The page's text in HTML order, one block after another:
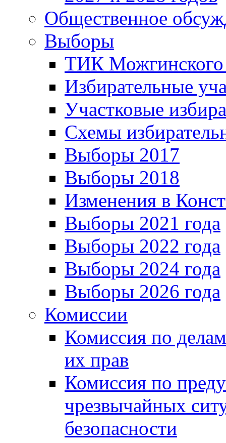
Общественное
Выборы
ТИК Можгинского
Избирательные
Участковые
Схемы
Выборы 2017
Выборы 2018
Изменения в
Выборы 2021 года
Выборы 2022 года
Выборы 2024 года
Выборы 2026 года
Комиссии
Комиссия по
их прав
Комиссия по
чрезвычайных
безопасности